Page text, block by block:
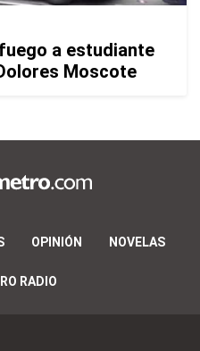
a estudiante
Moscote
OPINIÓN NOVELAS
RADIO